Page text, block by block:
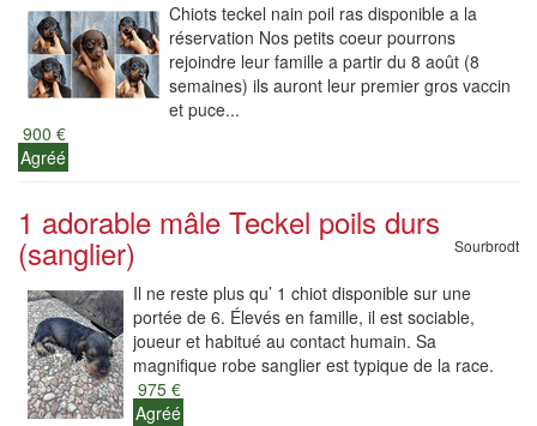
Chiots teckel nain poil ras disponible a la
réservation Nos petits coeur pourrons
rejoindre leur famille a partir du 8 août (8
semaines) ils auront leur premier gros vaccin
et puce...
900 €
Agréé
1 adorable mâle Teckel poils durs
(sanglier) Sourbrodt
Il ne reste plus qu’ 1 chiot disponible sur une
portée de 6. Élevés en famille, il est sociable,
joueur et habitué au contact humain. Sa
magnifique robe sanglier est typique de la race.
975 €
Agréé